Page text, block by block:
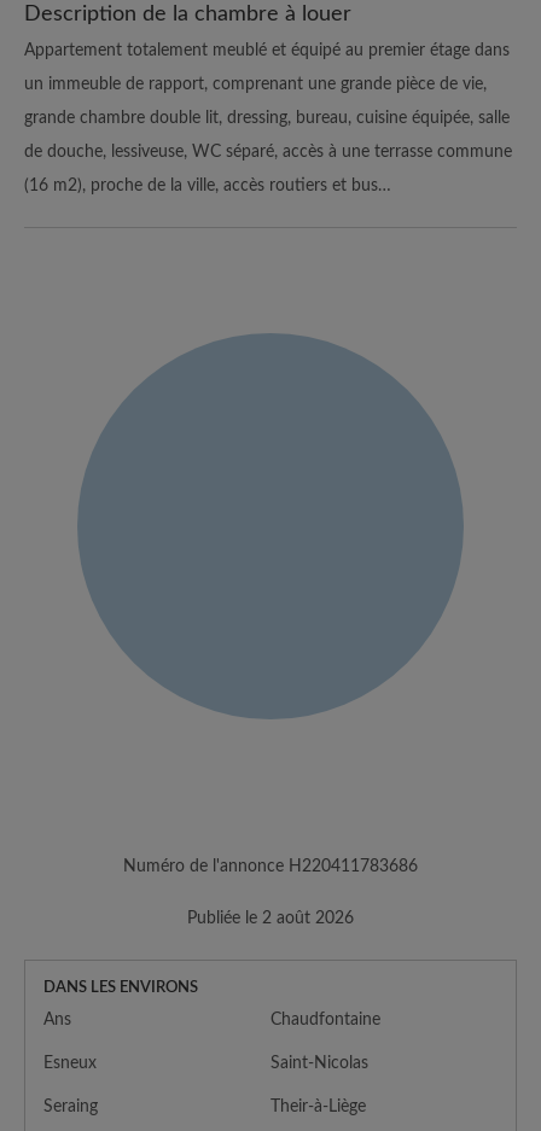
Description de la chambre à louer
Appartement totalement meublé et équipé au premier étage dans
un immeuble de rapport, comprenant une grande pièce de vie,
grande chambre double lit, dressing, bureau, cuisine équipée, salle
de douche, lessiveuse, WC séparé, accès à une terrasse commune
(16 m2), proche de la ville, accès routiers et bus…
Numéro de l'annonce H220411783686
Publiée le 2 août 2026
DANS LES ENVIRONS
Ans Chaudfontaine
Esneux Saint-Nicolas
Seraing Their-à-Liège